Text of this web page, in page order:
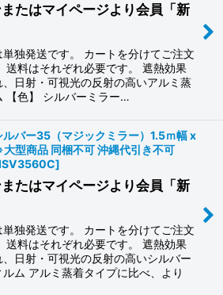
たはマイページより会員「新
単独発送です。 カートを分けてご注文
送料はそれぞれ必要です。 遮熱効果
、日射・可視光の反射の高いアルミ蒸
【色】 シルバーミラー…
ルバー35（マジックミラー）1.5ｍ幅 x
型商品 同梱不可 沖縄代引き不可
]
たはマイページより会員「新
単独発送です。 カートを分けてご注文
送料はそれぞれ必要です。 遮熱効果
、日射・可視光の反射の高いシルバー
ルム アルミ蒸着タイプに比べ、より